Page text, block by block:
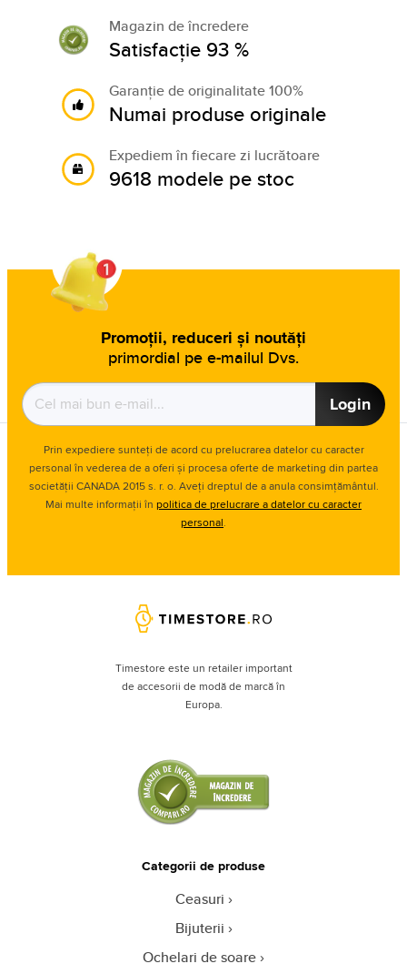
Magazin de încredere
Satisfacție 93 %
Garanție de originalitate 100%
Numai produse originale
Expediem în fiecare zi lucrătoare
9618 modele pe stoc
Promoții, reduceri și noutăți
primordial pe e-mailul Dvs.
Login
Prin expediere sunteți de acord cu prelucrarea datelor cu caracter
personal în vederea de a oferi și procesa oferte de marketing din partea
societății CANADA 2015 s. r. o. Aveți dreptul de a anula consimțământul.
Mai multe informații în politica de prelucrare a datelor cu caracter
personal.
Timestore este un retailer important
de accesorii de modă de marcă în
Europa.
Categorii de produse
Ceasuri
Bijuterii
Ochelari de soare